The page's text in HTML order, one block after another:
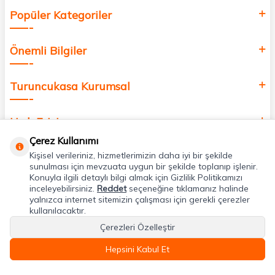
Popüler Kategoriler
Önemli Bilgiler
Turuncukasa Kurumsal
Hızlı Erişim
Uygulamalarımız
Adres & İletişim
Çerez Kullanımı
Kişisel verileriniz, hizmetlerimizin daha iyi bir şekilde
sunulması için mevzuata uygun bir şekilde toplanıp işlenir.
Konuyla ilgili detaylı bilgi almak için Gizlilik Politikamızı
inceleyebilirsiniz. Reddetseçeneğine tıklamanız halinde
yalnızca internet sitemizin çalışması için gerekli çerezler
kullanılacaktır.
Çerezleri Özelleştir
Hepsini Kabul Et